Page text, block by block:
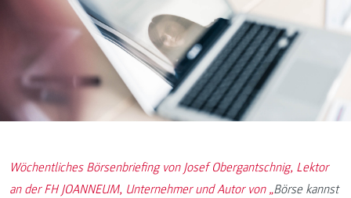
Wöchentliches Börsenbriefing von Josef Obergantschnig, Lektor
an der FH JOANNEUM, Unternehmer und Autor von „Börse kannst